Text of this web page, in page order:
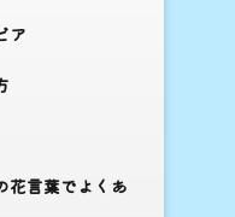
ア
花言葉でよくあ